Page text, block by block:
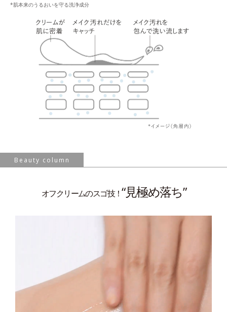
*肌本来のうるおいを守る洗浄成分
Beauty column
オフクリームのスゴ技！“見極め落ち”